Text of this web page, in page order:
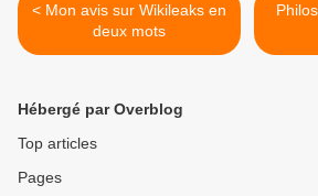
< Mon avis sur Wikileaks en
deux mots
Hébergé par Overblog
Top articles
Pages